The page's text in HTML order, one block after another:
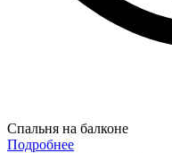
Спальня на балконе
Подробнее